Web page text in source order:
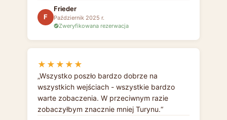
F
Frieder
Październik 2025 r.
Zweryfikowana rezerwacja
★★★★★
Wszystko poszło bardzo dobrze na
wszystkich wejściach - wszystkie bardzo
warte zobaczenia. W przeciwnym razie
zobaczyłbym znacznie mniej Turynu.